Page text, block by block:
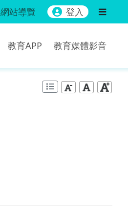
網站導覽 登入
教育APP 教育媒體影音